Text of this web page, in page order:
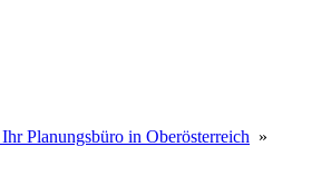
Planungsbüro in Oberösterreich »